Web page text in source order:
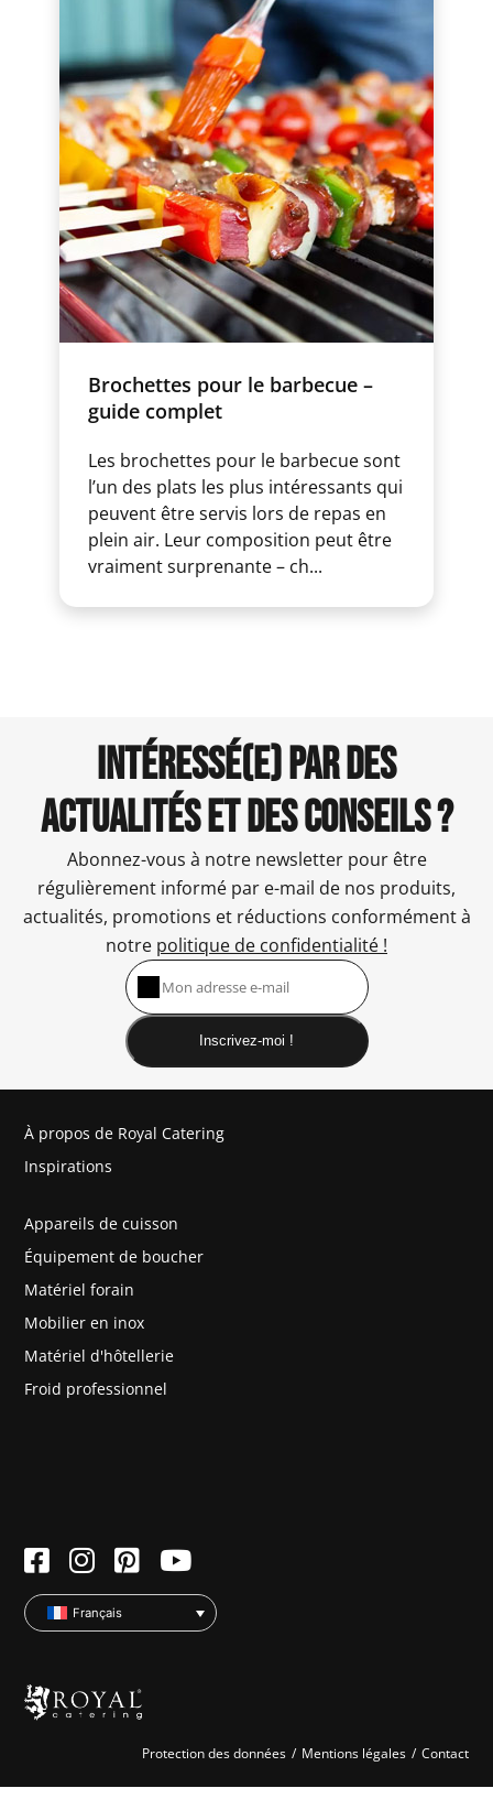
Brochettes pour le barbecue –
guide complet
Les brochettes pour le barbecue sont
l’un des plats les plus intéressants qui
peuvent être servis lors de repas en
plein air. Leur composition peut être
vraiment surprenante – ch...
INTÉRESSÉ(E) PAR DES
ACTUALITÉS ET DES CONSEILS ?
Abonnez-vous à notre newsletter pour être
régulièrement informé par e-mail de nos produits,
actualités, promotions et réductions conformément à
notre politique de confidentialité !
Inscrivez-moi !
À propos de Royal Catering
Inspirations
Appareils de cuisson
Équipement de boucher
Matériel forain
Mobilier en inox
Matériel d'hôtellerie
Froid professionnel
Français
Protection des données Mentions légales Contact